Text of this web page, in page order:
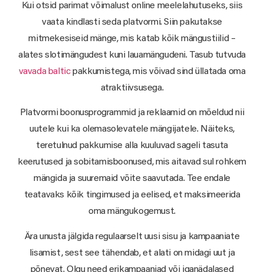
Kui otsid parimat võimalust online meelelahutuseks, siis
vaata kindlasti seda platvormi. Siin pakutakse
mitmekesiseid mänge, mis katab kõik mängustiilid –
alates slotimängudest kuni lauamängudeni. Tasub tutvuda
vavada balticpakkumistega, mis võivad sind üllatada oma
atraktiivsusega.
Platvormi boonusprogrammid ja reklaamid on mõeldud nii
uutele kui ka olemasolevatele mängijatele. Näiteks,
teretulnud pakkumise alla kuuluvad sageli tasuta
keerutused ja sobitamisboonused, mis aitavad sul rohkem
mängida ja suuremaid võite saavutada. Tee endale
teatavaks kõik tingimused ja eelised, et maksimeerida
oma mängukogemust.
Ära unusta jälgida regulaarselt uusi sisu ja kampaaniate
lisamist, sest see tähendab, et alati on midagi uut ja
põnevat. Olgu need erikampaaniad või iganädalased